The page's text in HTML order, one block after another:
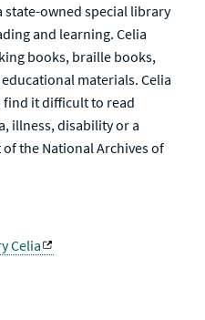
state-owned special library
and learning. Celia
books, braille books,
materials. Celia
find it difficult to read
illness, disability or a
the National Archives of
Celia